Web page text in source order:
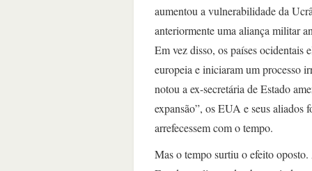
aumentou a vulnerabilidade da
anteriormente uma aliança militar
Em vez disso, os países ocidentais
europeia e iniciaram um processo
notou a ex-secretária de Estado
expansão”, os EUA e seus aliados
arrefecessem com o tempo.
Mas o tempo surtiu o efeito